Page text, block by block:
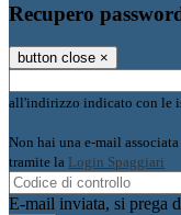
Recupero
button close ×
all'indirizzo indicato con le
Non hai una e-mail
tramite la Login Spaggiari
E-mail inviata, si prega